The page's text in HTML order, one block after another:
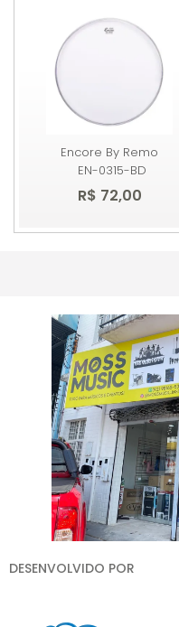
Encore By Remo
EN-0315-BD
R$ 72,00
DESENVOLVIDO POR